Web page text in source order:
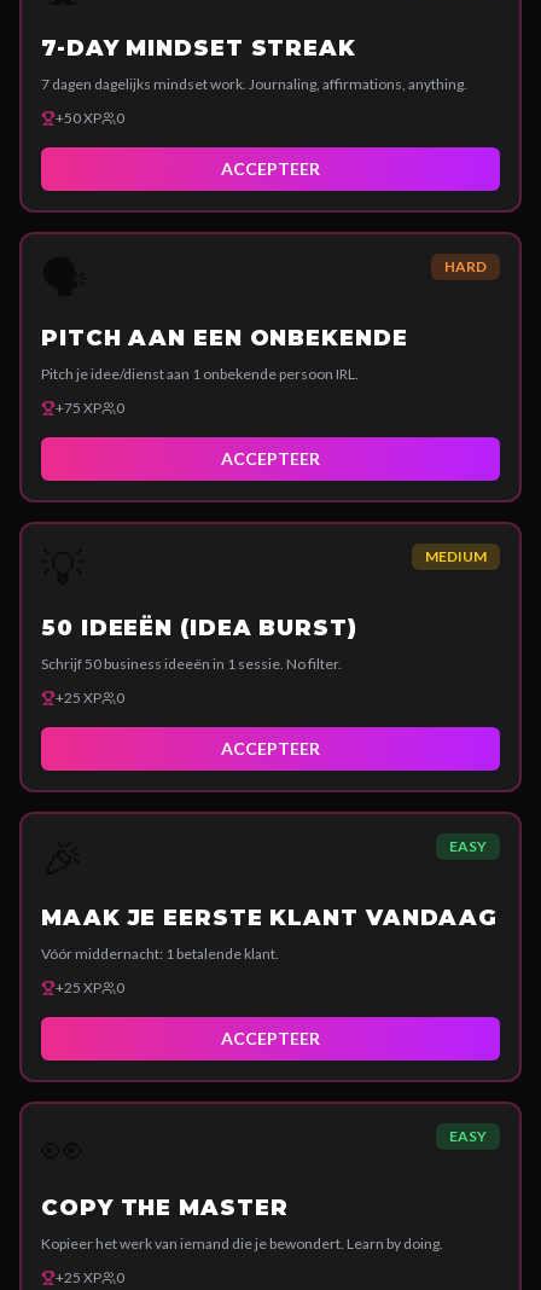
7-DAY MINDSET STREAK
7 dagen dagelijks mindset work. Journaling, affirmations, anything.
+50XP 0
ACCEPTEER
HARD
PITCH AAN EEN ONBEKENDE
Pitch je idee/dienst aan 1 onbekende persoon IRL.
+75 XP 0
ACCEPTEER
MEDIUM
50 IDEEËN (IDEA BURST)
Schrijf 50 business ideeën in 1 sessie. No filter.
+25 XP 0
ACCEPTEER
EASY
MAAK JE EERSTE KLANT VANDAAG
Vóór middernacht: 1 betalende klant.
+25 XP 0
ACCEPTEER
EASY
COPY THE MASTER
Kopieer het werk van iemand die je bewondert. Learn by doing.
+25 XP 0